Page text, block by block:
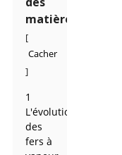
matières
[
Cacher
]
1
L'évolution
des
fers à